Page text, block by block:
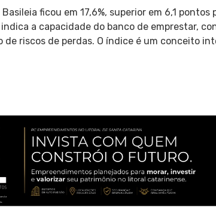
Basileia ficou em 17,6%, superior em 6,1
a capacidade do banco de emprestar,
de riscos de perdas. O índice é um conceito